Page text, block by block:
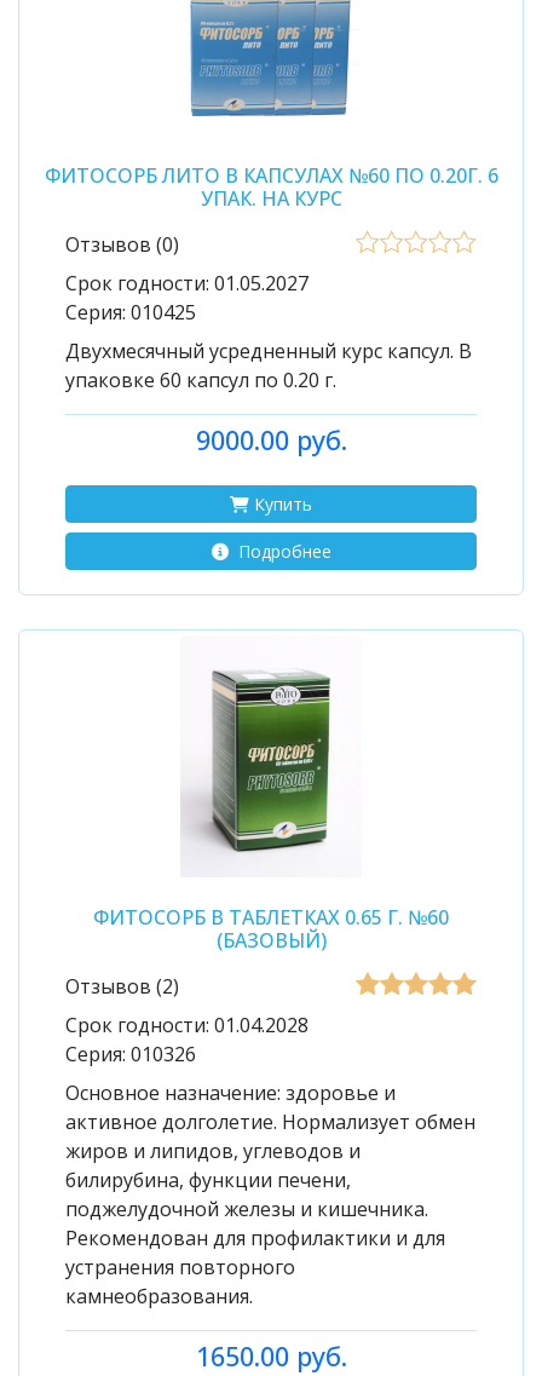
ФИТОСОРБ ЛИТО В КАПСУЛАХ №60 ПО 0.20Г. 6
УПАК. НА КУРС
Отзывов (0)
Срок годности: 01.05.2027
Серия: 010425
Двухмесячный усредненный курс капсул. В
упаковке 60 капсул по 0.20 г.
9000.00 руб.
Купить
Подробнее
ФИТОСОРБ В ТАБЛЕТКАХ 0.65 Г. №60
(БАЗОВЫЙ)
Отзывов (2)
Срок годности: 01.04.2028
Серия: 010326
Основное назначение: здоровье и
активное долголетие. Нормализует обмен
жиров и липидов, углеводов и
билирубина, функции печени,
поджелудочной железы и кишечника.
Рекомендован для профилактики и для
устранения повторного
камнеобразования.
1650.00 руб.